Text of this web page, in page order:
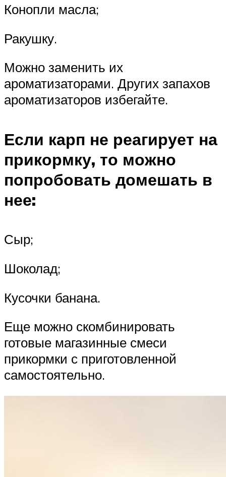
Конопли масла;
Ракушку.
Можно заменить их
ароматизаторами. Других запахов
ароматизаторов избегайте.
Если карп не реагирует на
прикормку, то можно
попробовать домешать в
нее:
Сыр;
Шоколад;
Кусочки банана.
Еще можно скомбинировать
готовые магазинные смеси
прикормки с приготовленной
самостоятельно.